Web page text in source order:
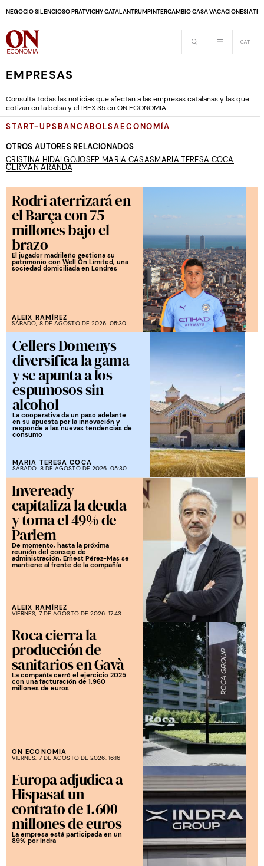
NEGOCIO SILENCIOSO PRATVICHY CATALANTRUMPINTERCAMBIO CASA VACACIONESIA
EMPRESAS
Consulta todas las noticias que afectan a las empresas catalanas y las que
cotizan en la bolsa y el IBEX 35 en ON ECONOMIA.
START-UPS BANCABOLSA ECONOMÍA
OTROS AUTORES RELACIONADOS
CRISTINA HIDALGOJOSEP MARIA CASASMARIA TERESA COCA
GERMÁN ARANDA
Rodri aterrizará en
el Barça con 75
millones bajo el
brazo
El jugador madrileño gestiona su
patrimonio con Well On Limited, una
sociedad domiciliada en Londres
ALEIX RAMÍREZ
SÁBADO, 8 DE AGOSTO DE 2026. 05:30
Cellers Domenys
diversifica la gama
y se apunta a los
espumosos sin
alcohol
La cooperativa da un paso adelante
en su apuesta por la innovación y
responde a las nuevas tendencias de
consumo
MARIA TERESA COCA
SÁBADO, 8 DE AGOSTO DE 2026. 05:30
Inveready
capitaliza la deuda
y toma el 49% de
Parlem
De momento, hasta la próxima
reunión del consejo de
administración, Ernest Pérez-Mas se
mantiene al frente de la compañía
ALEIX RAMÍREZ
VIERNES, 7 DE AGOSTO DE 2026. 17:43
Roca cierra la
producción de
sanitarios en Gavà
La compañía cerró el ejercicio 2025
con una facturación de 1.960
millones de euros
ON ECONOMIA
VIERNES, 7 DE AGOSTO DE 2026. 16:16
Europa adjudica a
Hispasat un
contrato de 1.600
millones de euros
La empresa está participada en un
89% por Indra